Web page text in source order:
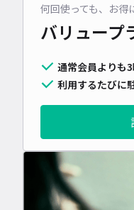
何回使っても、お得
バリュープ
通常会員よりも
利用するたびに